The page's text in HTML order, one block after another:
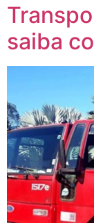
saiba